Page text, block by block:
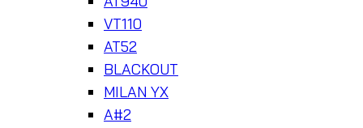
VT110
AT52
BLACKOUT
MILAN YX
A#2